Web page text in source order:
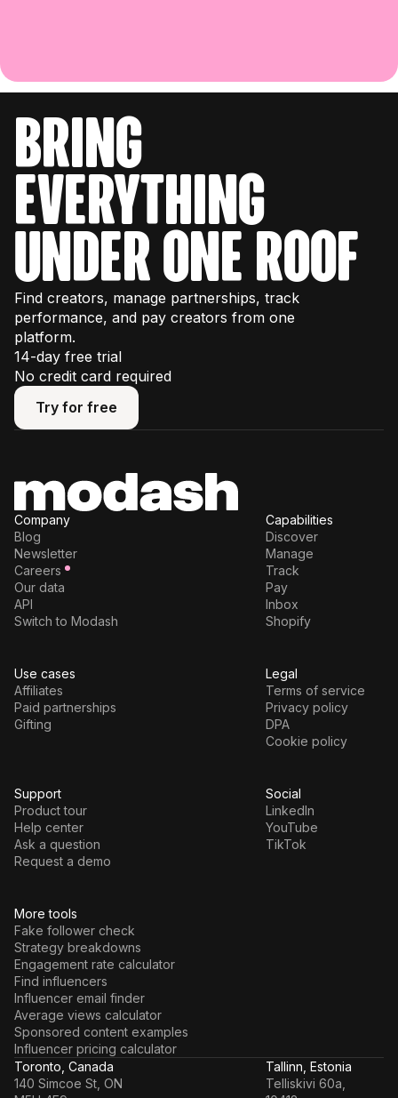
bring
everything
under one roof
Find creators, manage partnerships, track
performance, and pay creators from one
platform.
14-day free trial
No credit card required
Try for free
Try for free
More tools
Fake follower check
Strategy breakdowns
Engagement rate calculator
Find influencers
Influencer email finder
Average views calculator
Sponsored content examples
Influencer pricing calculator
Company
Blog
Newsletter
Careers
Our data
API
Switch to Modash
Capabilities
Discover
Manage
Track
Pay
Inbox
Shopify
Use cases
Affiliates
Paid partnerships
Gifting
Legal
Terms of service
Privacy policy
DPA
Cookie policy
Support
Product tour
Help center
Ask a question
Request a demo
Social
LinkedIn
YouTube
TikTok
Toronto, Canada
140 Simcoe St, ON
Tallinn, Estonia
Telliskivi 60a,